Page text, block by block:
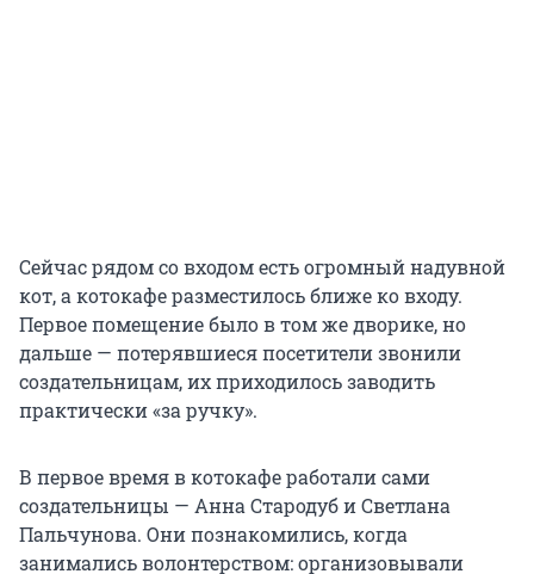
Сейчас рядом со входом есть огромный надувной
кот, а котокафе разместилось ближе ко входу.
Первое помещение было в том же дворике, но
дальше — потерявшиеся посетители звонили
создательницам, их приходилось заводить
практически «за ручку».
В первое время в котокафе работали сами
создательницы — Анна Стародуб и Светлана
Пальчунова. Они познакомились, когда
занимались волонтерством: организовывали